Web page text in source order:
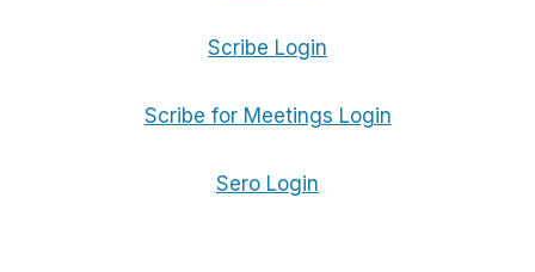
Scribe Login
Scribe for Meetings Login
Sero Login